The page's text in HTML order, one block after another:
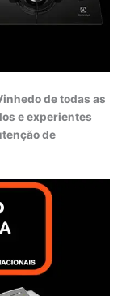
de todas as
e experientes
de